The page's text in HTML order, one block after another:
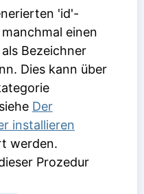
'id'-
einen
Bezeichner
Dies kann über
Der
installieren
werden.
Prozedur